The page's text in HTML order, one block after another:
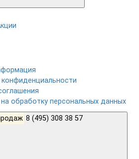
конфиденциальности
обработку персональных данных